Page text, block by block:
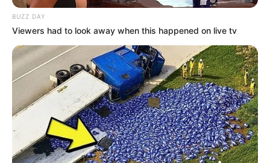
(foto: instagram/andiannsyah)
5. Menikmati musim dingin di Belanda
BUZZ DAY
Viewers had to look away when this happened on live tv